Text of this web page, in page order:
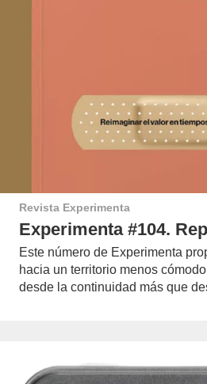
Revista Experimenta
Experimenta #104.
Este número de Experimenta
hacia un territorio menos
desde la continuidad más que